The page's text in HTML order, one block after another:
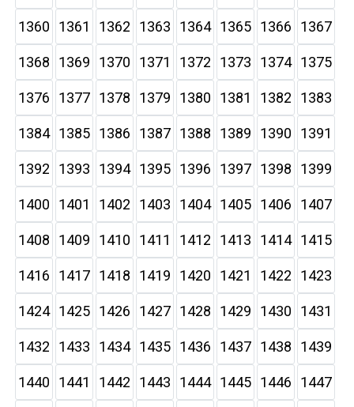
1360 1361 1362 1363 1364 1365 1366 1367
1368 1369 1370 1371 1372 1373 1374 1375
1376 1377 1378 1379 1380 1381 1382 1383
1384 1385 1386 1387 1388 1389 1390 1391
1392 1393 1394 1395 1396 1397 1398 1399
1400 1401 1402 1403 1404 1405 1406 1407
1408 1409 1410 1411 1412 1413 1414 1415
1416 1417 1418 1419 1420 1421 1422 1423
1424 1425 1426 1427 1428 1429 1430 1431
1432 1433 1434 1435 1436 1437 1438 1439
1440 1441 1442 1443 1444 1445 1446 1447